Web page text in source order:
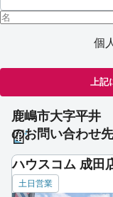
個
上記
鹿嶋市大字平井
のお問い合わせ
ハウスコム 成田
土日営業